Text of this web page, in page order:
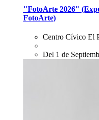
"FotoArte 2026"
FotoArte)
Centro Cívico El
Del 1 de